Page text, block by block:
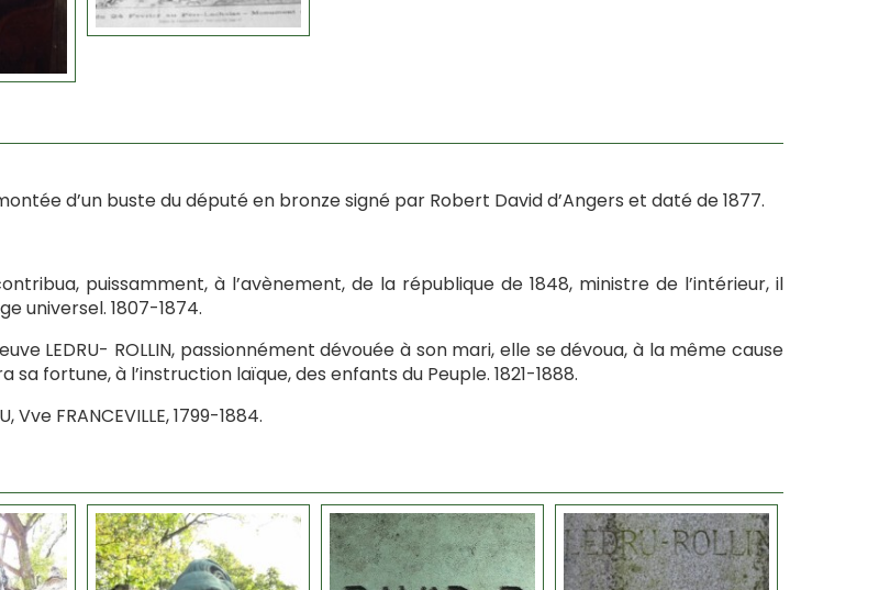
d’un buste du député en bronze signé par Robert David d’Angers et daté de 1877.
contribua, puissamment, à l’avènement, de la république de 1848, ministre de l’intérieur, il
universel. 1807-1874.
LEDRU- ROLLIN, passionnément dévouée à son mari, elle se dévoua, à la même cause
sa fortune, à l’instruction laïque, des enfants du Peuple. 1821-1888.
Vve FRANCEVILLE, 1799-1884.